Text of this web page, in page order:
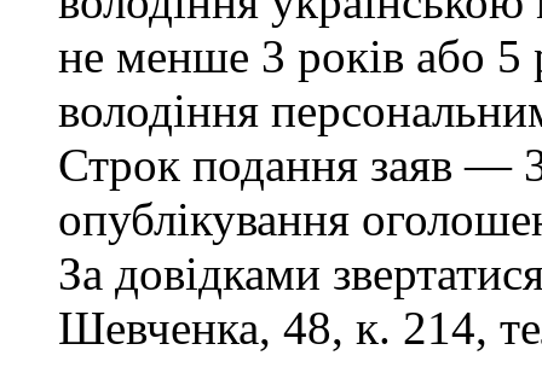
не менше 3 років або 5
володіння
Строк подання заяв —
опублікування
За довідками
Шевченка, 48, к. 214,